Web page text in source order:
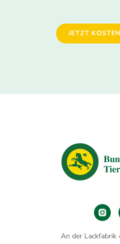
JETZT
An der Lackfabrik